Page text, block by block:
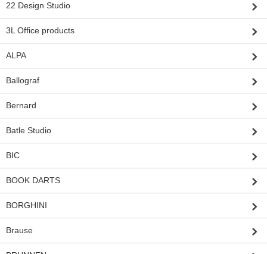
22 Design Studio
3L Office products
ALPA
Ballograf
Bernard
Batle Studio
BIC
BOOK DARTS
BORGHINI
Brause